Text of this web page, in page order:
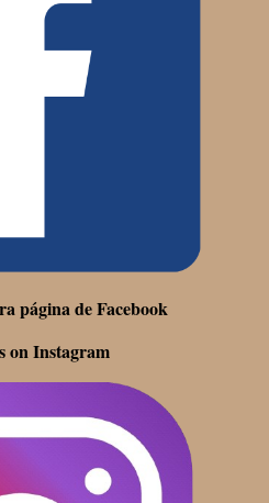
página de Facebook
on Instagram